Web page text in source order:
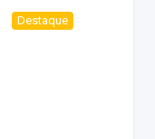
Destaque